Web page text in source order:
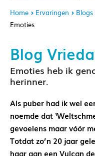
Home Ervaringen
Emoties
Blog
Emoties heb ik
herinner.
Als puber had ik wel
noemde dat
gevoelens maar vóór
Totdat zo’n 20 jaar
haar aan een Vulcan